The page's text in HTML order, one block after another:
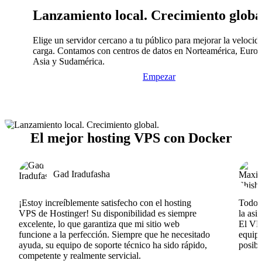
Lanzamiento local. Crecimiento
Elige un servidor cercano a tu público para mejorar la
carga. Contamos con centros de datos en Norteamérica,
Asia y Sudamérica.
Empezar
El mejor hosting VPS con Docker
Gad Iradufasha
¡Estoy increíblemente satisfecho con el hosting
VPS de Hostinger! Su disponibilidad es siempre
excelente, lo que garantiza que mi sitio web
funcione a la perfección. Siempre que he necesitado
ayuda, su equipo de soporte técnico ha sido rápido,
competente y realmente servicial.
Todo
la
El